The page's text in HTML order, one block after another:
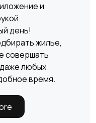
и
день!
жилье,
совершать
любых
время.